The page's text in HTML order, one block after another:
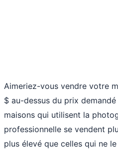
Aimeriez-vous vendre votre
$ au-dessus du prix demandé
maisons qui utilisent la
professionnelle se vendent
plus élevé que celles qui ne